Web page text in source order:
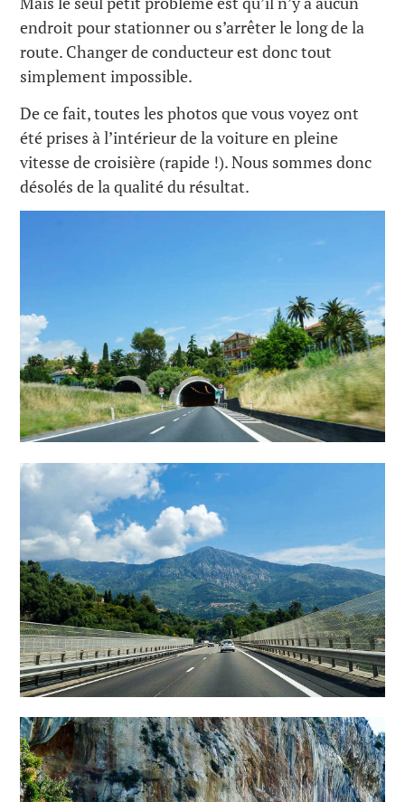
endroit pour stationner ou s’arrêter le long de la
route. Changer de conducteur est donc tout
simplement impossible.
De ce fait, toutes les photos que vous voyez ont
été prises à l’intérieur de la voiture en pleine
vitesse de croisière (rapide !). Nous sommes donc
désolés de la qualité du résultat.